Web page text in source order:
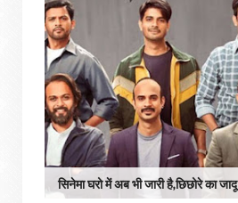
सिनेमा घरो में अब भी जारी है,छिछोरे का जादू